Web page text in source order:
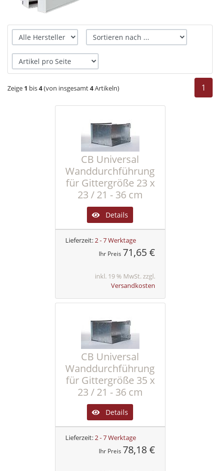
Zeige 1 bis4(von insgesamt4Artikeln) 1
CB Universal
Wanddurchführung
für Gittergröße 23 x
23 / 21 - 36 cm
Details
Lieferzeit:2 - 7 Werktage
Ihr Preis 71,65 €
inkl. 19 % MwSt. zzgl.
Versandkosten
CB Universal
Wanddurchführung
für Gittergröße 35 x
23 / 21 - 36 cm
Details
Lieferzeit:2 - 7 Werktage
Ihr Preis 78,18 €